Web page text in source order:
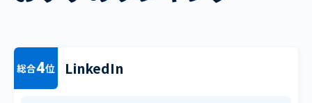
総合4位 LinkedIn